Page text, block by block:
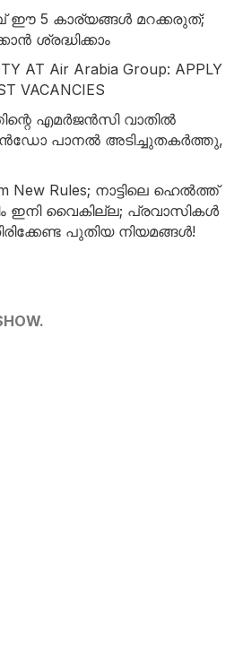
ഈ 5 കാര്യങ്ങൾ മറക്കരുത്;
ശ്രദ്ധിക്കാം
AT Air Arabia Group: APPLY
VACANCIES
എമർജൻസി വാതിൽ
പാനൽ അടിച്ചുതകർത്തു,
New Rules; നാട്ടിലെ ഹെൽത്ത്
വൈകില്ല; പ്രവാസികൾ
പുതിയ നിയമങ്ങൾ!